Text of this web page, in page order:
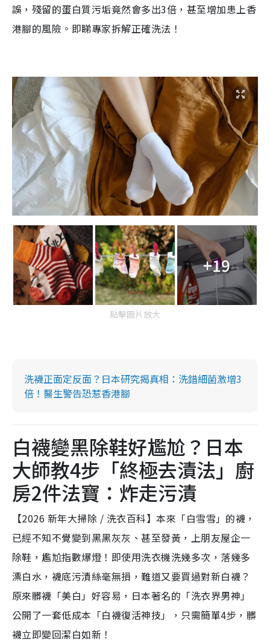
誤，殘留的蛋白質污垢竟然會多出3倍，甚至增加患上香
港腳的風險。即睇專家拆解正確洗法！
+19
點擊圖片放大
洗襪正面定反面？日本研究揭真相：洗錯細菌激增3
倍！醫生警告恐惹香港腳
白襪變黑除鞋好尷尬？日本
大師教4步「終極去漬法」廚
房2件法寶：炸走污漬
【2026 新年大掃除 / 洗衣百科】本來「白雪雪」的襪，
已經不知不覺變到黑黑灰灰、甚至發黃，上朋友屋企一
除鞋，尷尬指數爆燈！即使用洗衣機洗幾多次，落幾多
漂白水，襪底污漬絲毫無損，難道又要買過對新白襪？
原來髒襪「美白」好容易，日本著名的「洗衣界男神」
公開了一套低成本「白襪復活神技」，只需簡單4步，髒
襪立即變回潔白如新！